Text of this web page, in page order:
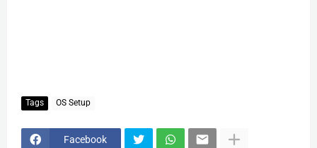
Tags OS Setup
Facebook